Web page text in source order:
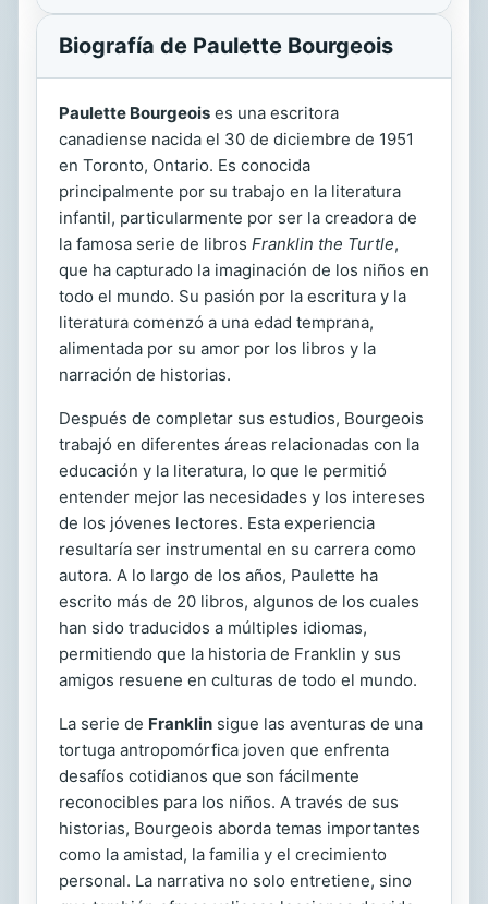
Biografía de Paulette Bourgeois
Paulette Bourgeois es una escritora
canadiense nacida el 30 de diciembre de 1951
en Toronto, Ontario. Es conocida
principalmente por su trabajo en la literatura
infantil, particularmente por ser la creadora de
la famosa serie de libros Franklin the Turtle,
que ha capturado la imaginación de los niños en
todo el mundo. Su pasión por la escritura y la
literatura comenzó a una edad temprana,
alimentada por su amor por los libros y la
narración de historias.
Después de completar sus estudios, Bourgeois
trabajó en diferentes áreas relacionadas con la
educación y la literatura, lo que le permitió
entender mejor las necesidades y los intereses
de los jóvenes lectores. Esta experiencia
resultaría ser instrumental en su carrera como
autora. A lo largo de los años, Paulette ha
escrito más de 20 libros, algunos de los cuales
han sido traducidos a múltiples idiomas,
permitiendo que la historia de Franklin y sus
amigos resuene en culturas de todo el mundo.
La serie de Franklin sigue las aventuras de una
tortuga antropomórfica joven que enfrenta
desafíos cotidianos que son fácilmente
reconocibles para los niños. A través de sus
historias, Bourgeois aborda temas importantes
como la amistad, la familia y el crecimiento
personal. La narrativa no solo entretiene, sino